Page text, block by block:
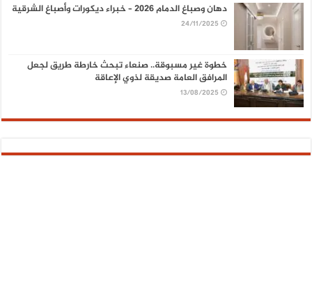
دهان وصباغ الدمام 2026 – خبراء ديكورات وأصباغ الشرقية
24/11/2025
خطوة غير مسبوقة.. صنعاء تبحث خارطة طريق لجعل
المرافق العامة صديقة لذوي الإعاقة
13/08/2025